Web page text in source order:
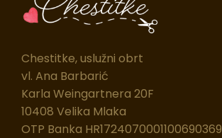
Chestitke, uslužni obrt
vl. Ana Barbarić
Karla Weingartnera 20F
10408 Velika Mlaka
OTP Banka HR1724070001100690369